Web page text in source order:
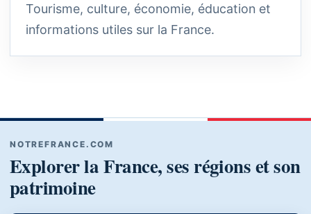
Tourisme, culture, économie, éducation et
informations utiles sur la France.
NOTREFRANCE.COM
Explorer la France, ses régions et son
patrimoine